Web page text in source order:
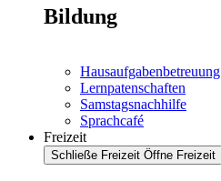
Bildung
Hausaufgabenbetreuung
Lernpatenschaften
Samstagsnachhilfe
Sprachcafé
Freizeit
Schließe Freizeit Öffne Freizeit